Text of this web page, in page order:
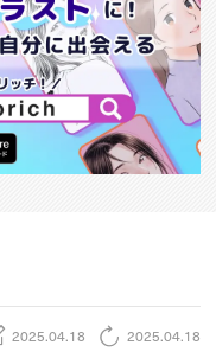
2025.04.18 2025.04.18